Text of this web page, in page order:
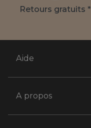
Retours gratuits *
Aide
A propos